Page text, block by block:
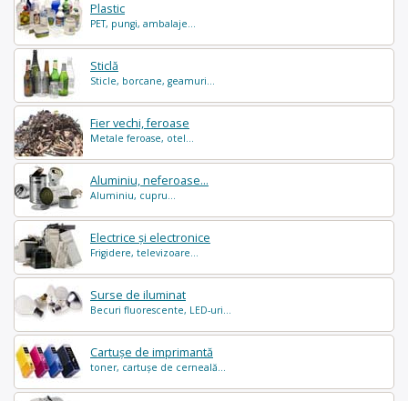
Plastic
PET, pungi, ambalaje...
Sticlă
Sticle, borcane, geamuri...
Fier vechi, feroase
Metale feroase, otel...
Aluminiu, neferoase...
Aluminiu, cupru...
Electrice și electronice
Frigidere, televizoare...
Surse de iluminat
Becuri fluorescente, LED-uri...
Cartușe de imprimantă
toner, cartușe de cerneală...